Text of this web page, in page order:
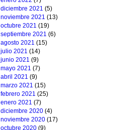
diciembre 2021 (5)
noviembre 2021 (13)
octubre 2021 (19)
septiembre 2021 (6)
agosto 2021 (15)
julio 2021 (14)
junio 2021 (9)
mayo 2021 (7)
abril 2021 (9)
marzo 2021 (15)
febrero 2021 (25)
enero 2021 (7)
diciembre 2020 (4)
noviembre 2020 (17)
octubre 2020 (9)